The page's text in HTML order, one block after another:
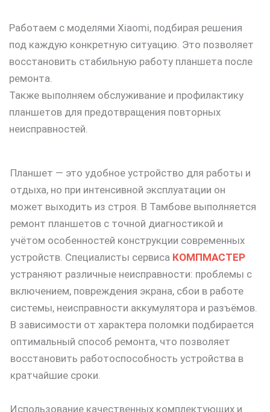
Работаем с моделями Xiaomi, подбирая решения
под каждую конкретную ситуацию. Это позволяет
восстановить стабильную работу планшета после
ремонта.
Также выполняем обслуживание и профилактику
планшетов для предотвращения повторных
неисправностей.
Планшет — это удобное устройство для работы и
отдыха, но при интенсивной эксплуатации он
может выходить из строя. В Тамбове выполняется
ремонт планшетов с точной диагностикой и
учётом особенностей конструкции современных
устройств. Специалисты сервиса КОМПМАСТЕР
устраняют различные неисправности: проблемы с
включением, повреждения экрана, сбои в работе
системы, неисправности аккумулятора и разъёмов.
В зависимости от характера поломки подбирается
оптимальный способ ремонта, что позволяет
восстановить работоспособность устройства в
кратчайшие сроки.
Использование качественных комплектующих и